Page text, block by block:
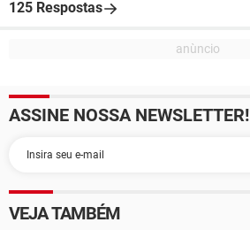
125 Respostas
ASSINE NOSSA NEWSLETTER!
VEJA TAMBÉM